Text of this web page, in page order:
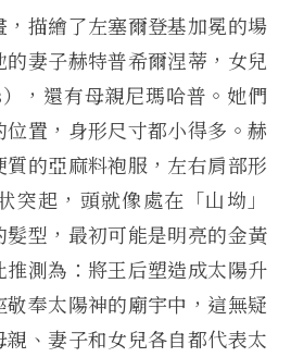
描繪了左塞爾登基加冕的場
妻子赫特普希爾涅蒂，女兒
，還有母親尼瑪哈普。她們
置，身形尺寸都小得多。赫
的亞麻料袍服，左右肩部形
突起，頭就像處在「山坳」
型，最初可能是明亮的金黃
測為：將王后塑造成太陽升
奉太陽神的廟宇中，這無疑
、妻子和女兒各自都代表太